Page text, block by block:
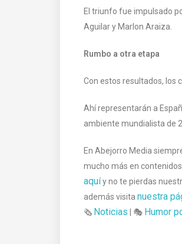
El triunfo fue impulsado
Aguilar y Marlon Araiza.
Rumbo a otra etapa
Con estos resultados, los
Ahí representarán a
ambiente mundialista de
En Abejorro Media
mucho más en
aquíy no te pierdas
además visita nuestra
🗞️ Noticias | 🎭 Humor